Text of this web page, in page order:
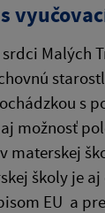
Malých
s
možnosť
materskej
školy je
EU a